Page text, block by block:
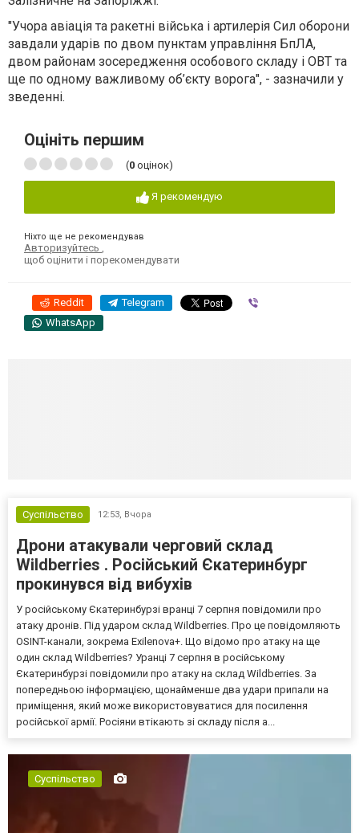
"Учора авіація та ракетні війська і артилерія Сил оборони
завдали ударів по двом пунктам управління БпЛА,
двом районам зосередження особового складу і ОВТ та
ще по одному важливому об’єкту ворога", - зазначили у
зведенні.
Оцініть першим
(0 оцінок)
Я рекомендую
Ніхто ще не рекомендував
Авторизуйтесь
щоб оцінити і порекомендувати
Reddit Telegram
WhatsApp
Суспільство 12:53, Вчора
Дрони атакували черговий склад
Wildberries . Російський Єкатеринбург
прокинувся від вибухів
У російському Єкатеринбурзі вранці 7 серпня повідомили про
атаку дронів. Під ударом склад Wildberries. Про це повідомляють
OSINT-канали, зокрема Exilenova+. Що відомо про атаку на ще
один склад Wildberries? Уранці 7 серпня в російському
Єкатеринбурзі повідомили про атаку на склад Wildberries. За
попередньою інформацією, щонайменше два удари припали на
приміщення, який може використовуватися для посилення
російської армії. Росіяни втікають зі складу після а...
Суспільство